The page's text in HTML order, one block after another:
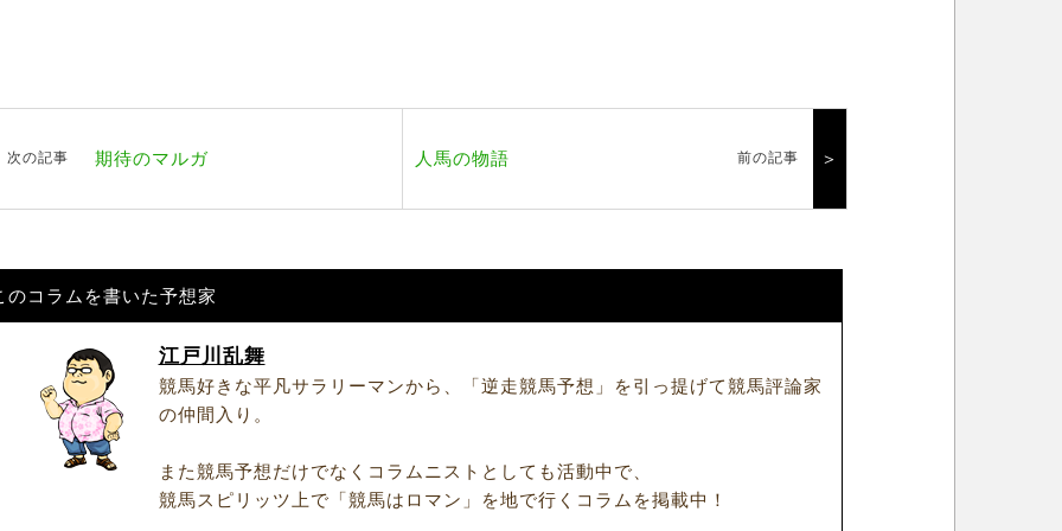
次の記事 期待のマルガ 人馬の物語 前の記事 ＞
のコラムを書いた予想家
江戸川乱舞
競馬好きな平凡サラリーマンから、「逆走競馬予想」を引っ提げて競馬評論家
の仲間入り。
また競馬予想だけでなくコラムニストとしても活動中で、
競馬スピリッツ上で「競馬はロマン」を地で行くコラムを掲載中！